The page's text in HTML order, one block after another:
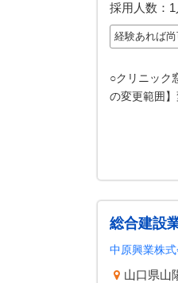
採用人数：1
経験あれば
○クリニック
の変更範囲
総合建設
中原興業株
山口県山